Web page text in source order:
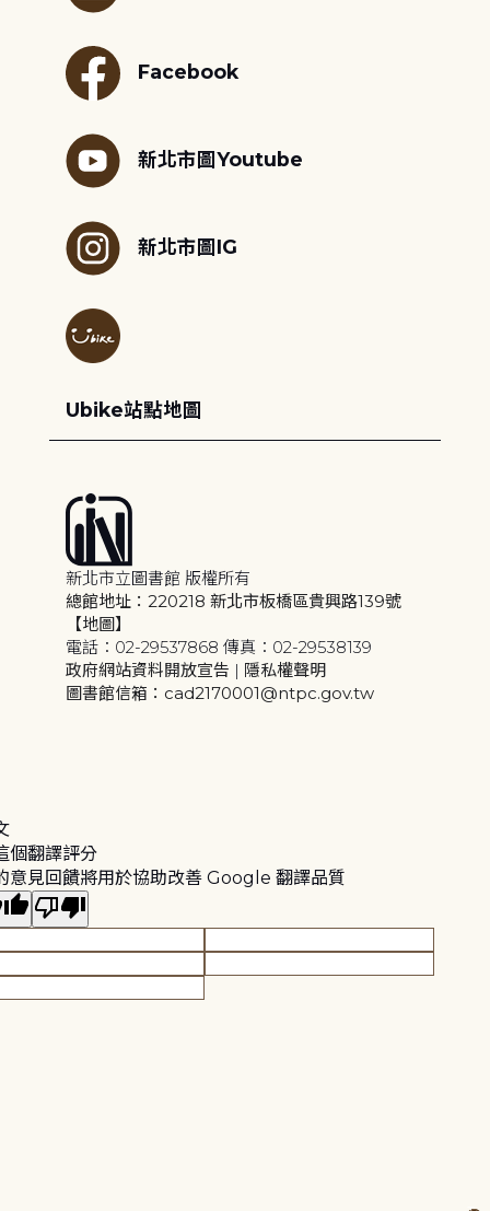
Facebook
新北市圖Youtube
新北市圖IG
Ubike站點地圖
新北市立圖書館 版權所有
總館地址：220218 新北市板橋區貴興路139號
【地圖】
電話：02-29537868 傳真：02-29538139
政府網站資料開放宣告 | 隱私權聲明
圖書館信箱：cad2170001@ntpc.gov.tw
個翻譯評分
意見回饋將用於協助改善 Google 翻譯品質